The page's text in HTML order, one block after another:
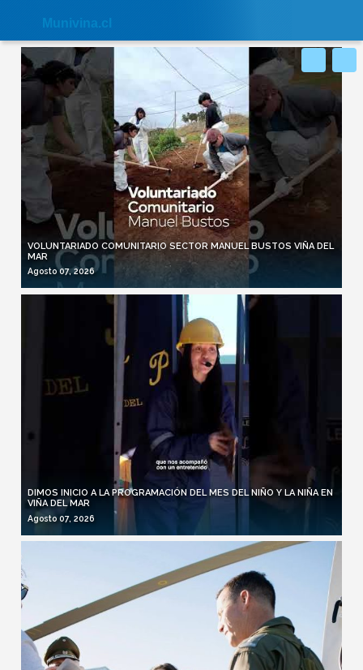
web
incluye
sistema
accesibilidad.
Munivina.cl
VOLUNTARIADO COMUNITARIO SECTOR MANUEL BUSTOS VIÑA DEL
MAR
Agosto 07, 2026
DIMOS INICIO A LA PROGRAMACIÓN DEL MES DEL NIÑO Y LA NIÑA EN
VIÑA DEL MAR
Agosto 07, 2026